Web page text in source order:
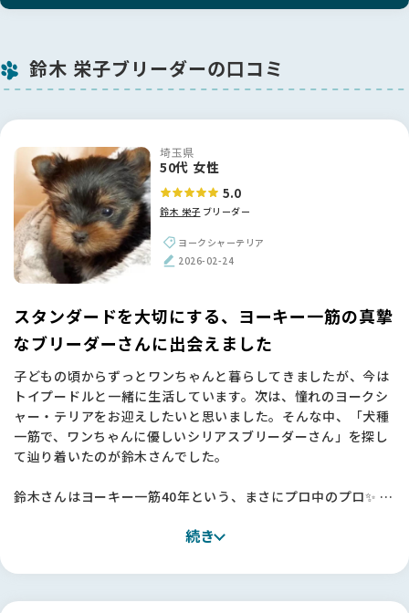
鈴木 栄子ブリーダーの口コミ
埼玉県
50代 女性
5.0
鈴木 栄子 ブリーダー
ヨークシャーテリア
2026-02-24
スタンダードを大切にする、ヨーキー一筋の真摯
なブリーダーさんに出会えました
子どもの頃からずっとワンちゃんと暮らしてきましたが、今は
トイプードルと一緒に生活しています。次は、憧れのヨークシ
ャー・テリアをお迎えしたいと思いました。そんな中、「犬種
一筋で、ワンちゃんに優しいシリアスブリーダーさん」を探し
て辿り着いたのが鈴木さんでした。
鈴木さんはヨーキー一筋40年という、まさにプロ中のプロ✨ ス
などがない「本物のヨーキー」を育てていらっしゃいます。親
ってきました。
続き